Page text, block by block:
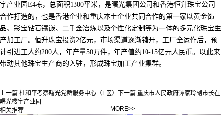
宇产业园E4栋，总面积1300平米，是曙光集团公司和香港恒升珠宝公司
合作打造的，也是香港企业和重庆本土企业共同合作的第一家以黄金饰
品、彩宝钻石镶嵌、二手金冶炼以及个性化定制等为一体的多元化珠宝生
产加工厂。恒升珠宝投资2亿元，市场渠道逐渐铺开，工厂全运作后，预
计引进工人约200人，年产量50万件，年产值约10-15亿元人民币。以此来
带动其他珠宝生产商的入驻，形成珠宝加工产业集群。
上一篇:杜和平考察曙光党群服务中心（E区） 下一篇:重庆市人民政府谭家玲副市长在
曙光楼宇产业园
相关推荐
MORE>>